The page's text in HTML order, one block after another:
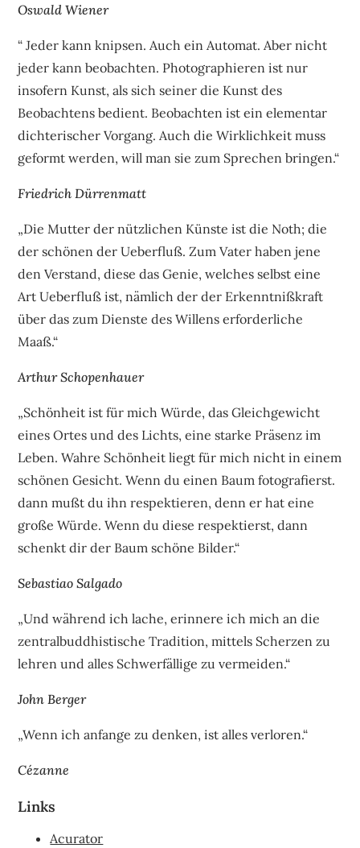
Oswald Wiener
“ Jeder kann knipsen. Auch ein Automat. Aber nicht
jeder kann beobachten. Photographieren ist nur
insofern Kunst, als sich seiner die Kunst des
Beobachtens bedient. Beobachten ist ein elementar
dichterischer Vorgang. Auch die Wirklichkeit muss
geformt werden, will man sie zum Sprechen bringen.“
Friedrich Dürrenmatt
„Die Mutter der nützlichen Künste ist die Noth; die
der schönen der Ueberfluß. Zum Vater haben jene
den Verstand, diese das Genie, welches selbst eine
Art Ueberfluß ist, nämlich der der Erkenntnißkraft
über das zum Dienste des Willens erforderliche
Maaß.“
Arthur Schopenhauer
„Schönheit ist für mich Würde, das Gleichgewicht
eines Ortes und des Lichts, eine starke Präsenz im
Leben. Wahre Schönheit liegt für mich nicht in einem
schönen Gesicht. Wenn du einen Baum fotografierst.
dann mußt du ihn respektieren, denn er hat eine
große Würde. Wenn du diese respektierst, dann
schenkt dir der Baum schöne Bilder.“
Sebastiao Salgado
„Und während ich lache, erinnere ich mich an die
zentralbuddhistische Tradition, mittels Scherzen zu
lehren und alles Schwerfällige zu vermeiden.“
John Berger
„Wenn ich anfange zu denken, ist alles verloren.“
Cézanne
Links
Acurator